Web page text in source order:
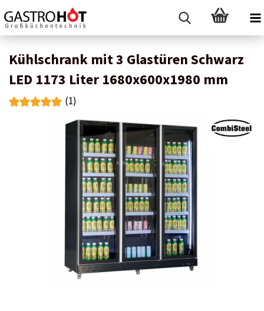
Kühlschrank mit 3 Glastüren Schwarz
LED 1173 Liter 1680x600x1980 mm
(1)